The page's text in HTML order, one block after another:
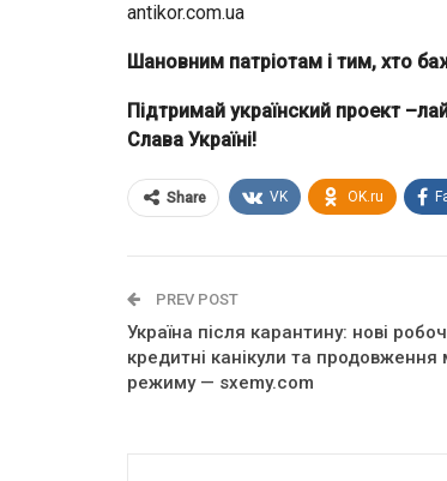
antikor.com.ua
Шановним патріотам і тим, хто
Підтримай українский проект
Слава Україні!
Share VK OK.ru
PREV POST
Україна після карантину: нові
кредитні канікули та продовження
режиму — sxemy.com